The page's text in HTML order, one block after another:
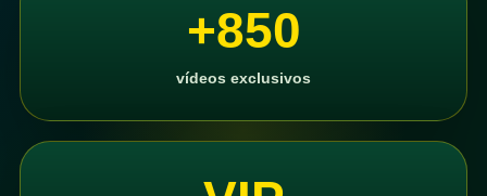
+850
vídeos exclusivos